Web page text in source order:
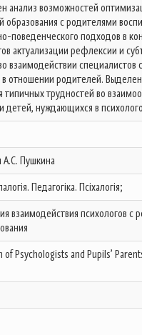
анализ возможностей
образования с родителями
поведенческого подходов в
актуализации рефлексии и
взаимодействии специалистов
в отношении родителей.
типичных трудностей во
детей, нуждающихся в
Пушкина
Педагогіка. Псіхалогія;
взаимодействия психологов с
of Psychologists and Pupils’